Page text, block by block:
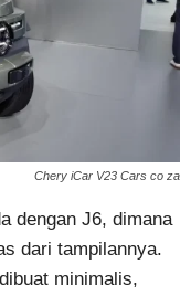
Chery iCar V23 Cars co za
dengan J6, dimana
dari tampilannya.
minimalis,